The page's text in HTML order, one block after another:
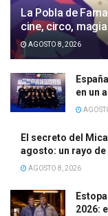
La Pobla de
cine, circo,
AGOSTO 8, 2026
en un
El secreto del
agosto: un rayo
AGOSTO 8, 2026
2026: